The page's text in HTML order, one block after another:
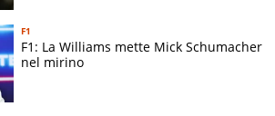
F1
F1: La Williams mette Mick Schumacher
nel mirino